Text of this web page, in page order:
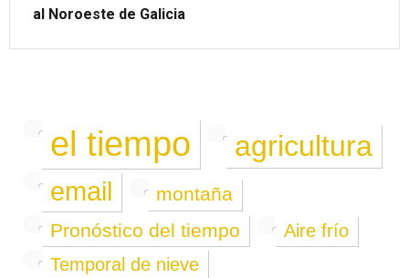
al Noroeste de Galicia
el tiempo agricultura
email montaña
Pronóstico del tiempo
Aire frío
Temporal de nieve